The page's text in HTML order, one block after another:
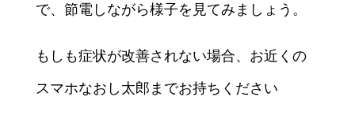
で、節電しながら様子を見てみましょう。
もしも症状が改善されない場合、お近くの
スマホなおし太郎までお持ちください